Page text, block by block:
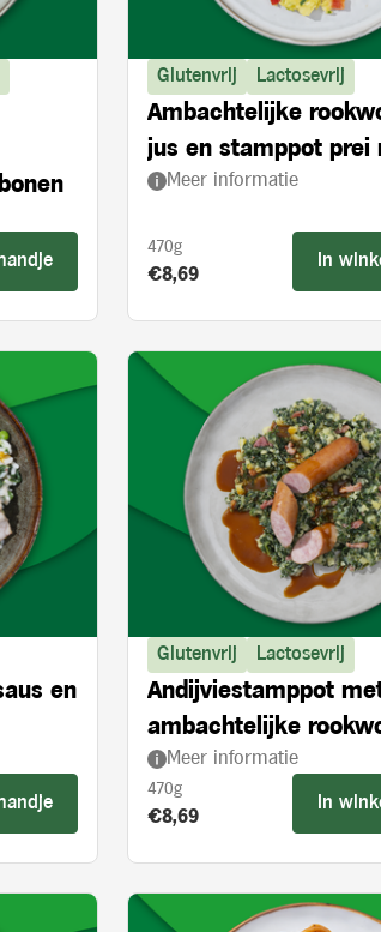
Glutenvrij Lactosevrij
Ambachtelijke
jus en stamppot prei
paprika
Meer informatie
470g
Product prijs:
€8,69
In
en
Glutenvrij Lactosevrij
Andijviestamppot
ambachtelijke
Meer informatie
470g
Product prijs:
€8,69
In